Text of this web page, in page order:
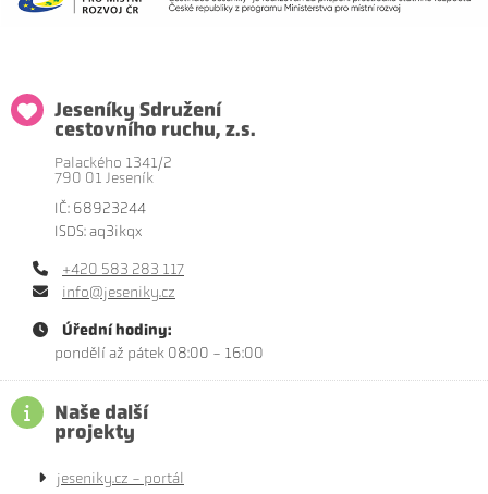
Jeseníky Sdružení
cestovního ruchu, z.s.
Palackého 1341/2
790 01 Jeseník
IČ: 68923244
ISDS: aq3ikqx
+420 583 283 117
info@jeseniky.cz
Úřední hodiny:
pondělí až pátek 08:00 - 16:00
Naše další
projekty
jeseniky.cz - portál